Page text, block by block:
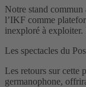
Notre stand commun
l’IKF comme
inexploré à exploiter.
Les spectacles du
Les retours sur cette
germanophone,